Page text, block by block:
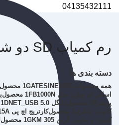
04135432111
رم کمیاب SD دو شیار 256MB
دسته بندی ها
همه محصولات GATESINE10001 محصول
اسکنر ای ویژن مدل FB1000N
1 محصول
پرینتر
دانگل DNET_USB 5.0 1 محصول
کابینت باطری
کارتریج اچ پی HP 15A
کیبورد و ماوس گرین GKM 305
1 محصول